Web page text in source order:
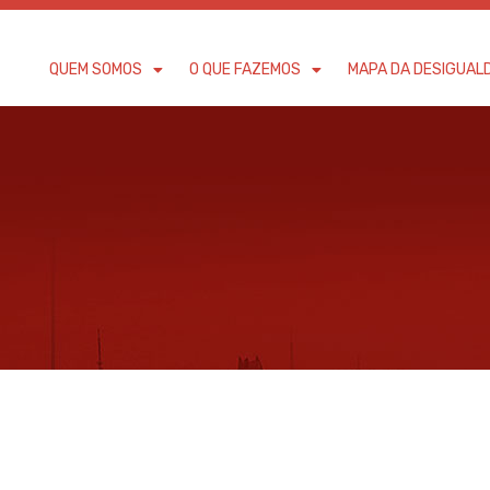
QUEM SOMOS O QUE FAZEMOS MAPA DA